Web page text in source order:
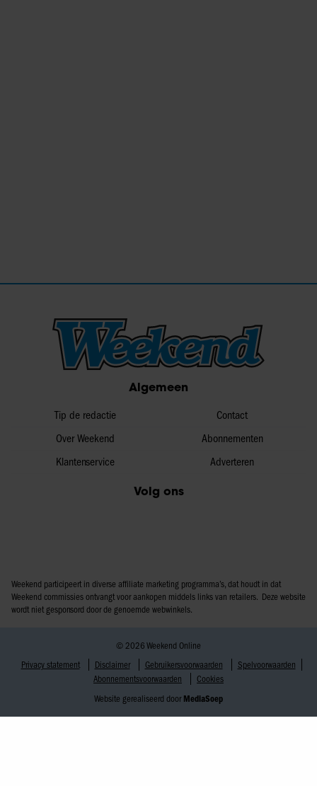
Algemeen
Tip de redactie
Over Weekend
Klantenservice
Contact
Abonnementen
Adverteren
Volg ons
Weekend participeert in diverse affiliate marketing programma’s, dat houdt in dat
Weekend commissies ontvangt voor aankopen middels links van retailers. Deze website
wordt niet gesponsord door de genoemde webwinkels.
© 2026 Weekend Online
Privacy statement
Disclaimer Gebruikersvoorwaarden
Spelvoorwaarden
Abonnementsvoorwaarden
Cookies
Website gerealiseerd door MediaSoep